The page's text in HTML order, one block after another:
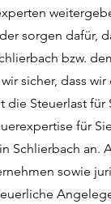
sorgen dafür,
bzw.
sicher, dass
Steuerlast
für
Schlierbach an.
sowie